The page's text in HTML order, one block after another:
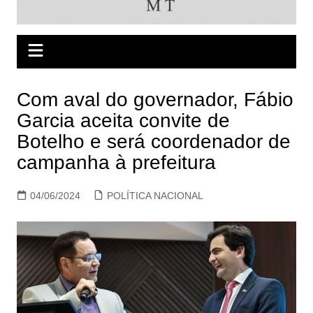
Com aval do governador, Fábio
Garcia aceita convite de
Botelho e será coordenador de
campanha à prefeitura
04/06/2024 POLÍTICA NACIONAL